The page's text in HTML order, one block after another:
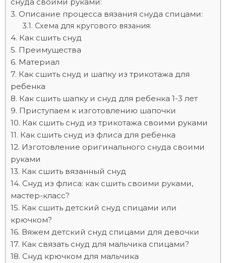
Описание процесса вязания снуда спицами:
Схема для кругового вязания:
Как сшить снуд
Преимущества
Материал
Как сшить снуд и шапку из трикотажа для
ребенка
Как сшить шапку и снуд для ребенка 1-3 лет
Приступаем к изготовлению шапочки
Как сшить снуд из трикотажа своими руками
Как сшить снуд из флиса для ребенка
Изготовление оригинального снуда своими
руками
Как сшить вязанный снуд
Снуд из флиса: как сшить своими руками,
мастер-класс?
Как сшить детский снуд спицами или
крючком?
Вяжем детский снуд спицами для девочки
Как связать снуд для мальчика спицами?
Снуд крючком для мальчика